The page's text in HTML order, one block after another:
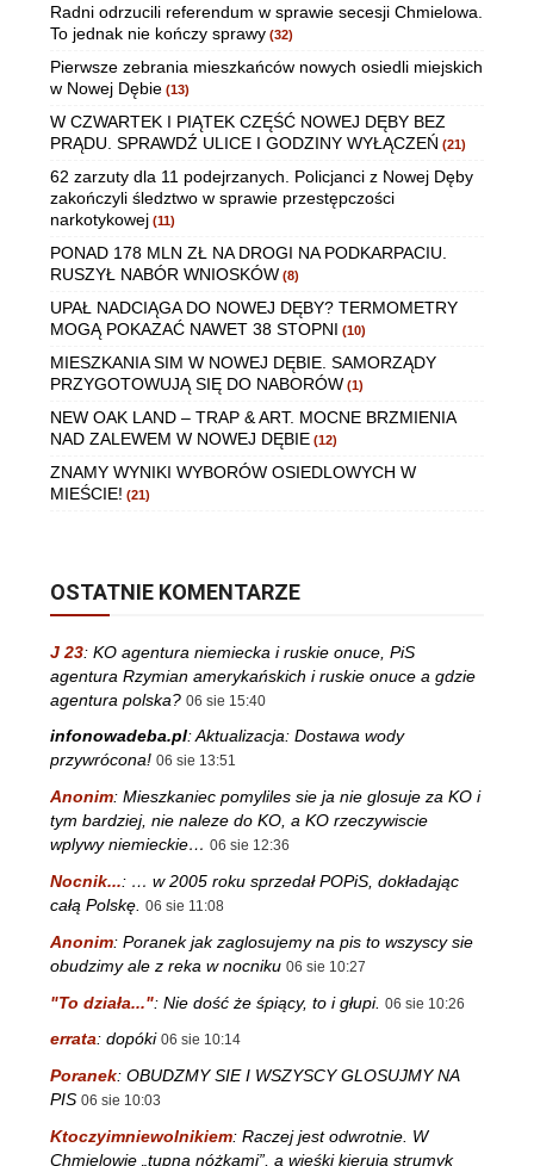
Radni odrzucili referendum w sprawie secesji Chmielowa.
To jednak nie kończy sprawy (32)
Pierwsze zebrania mieszkańców nowych osiedli miejskich
w Nowej Dębie (13)
W CZWARTEK I PIĄTEK CZĘŚĆ NOWEJ DĘBY BEZ
PRĄDU. SPRAWDŹ ULICE I GODZINY WYŁĄCZEŃ (21)
62 zarzuty dla 11 podejrzanych. Policjanci z Nowej Dęby
zakończyli śledztwo w sprawie przestępczości
narkotykowej (11)
PONAD 178 MLN ZŁ NA DROGI NA PODKARPACIU.
RUSZYŁ NABÓR WNIOSKÓW (8)
UPAŁ NADCIĄGA DO NOWEJ DĘBY? TERMOMETRY
MOGĄ POKAZAĆ NAWET 38 STOPNI (10)
MIESZKANIA SIM W NOWEJ DĘBIE. SAMORZĄDY
PRZYGOTOWUJĄ SIĘ DO NABORÓW (1)
NEW OAK LAND – TRAP & ART. MOCNE BRZMIENIA
NAD ZALEWEM W NOWEJ DĘBIE (12)
ZNAMY WYNIKI WYBORÓW OSIEDLOWYCH W
MIEŚCIE! (21)
OSTATNIE KOMENTARZE
J 23: KO agentura niemiecka i ruskie onuce, PiS
agentura Rzymian amerykańskich i ruskie onuce a gdzie
agentura polska? 06 sie 15:40
infonowadeba.pl:Aktualizacja: Dostawa wody
przywrócona! 06 sie 13:51
Anonim: Mieszkaniec pomyliles sie ja nie glosuje za KO i
tym bardziej, nie naleze do KO, a KO rzeczywiscie
wplywy niemieckie… 06 sie 12:36
Nocnik...: … w 2005 roku sprzedał POPiS, dokładając
całą Polskę. 06 sie 11:08
Anonim: Poranek jak zaglosujemy na pis to wszyscy sie
obudzimy ale z reka w nocniku 06 sie 10:27
"To działa...": Nie dość że śpiący, to i głupi. 06 sie 10:26
errata: dopóki 06 sie 10:14
Poranek: OBUDZMY SIE I WSZYSCY GLOSUJMY NA
PIS 06 sie 10:03
Ktoczyimniewolnikiem: Raczej jest odwrotnie. W
Chmielowie „tupną nóżkami”, a wieśki kierują strumyk